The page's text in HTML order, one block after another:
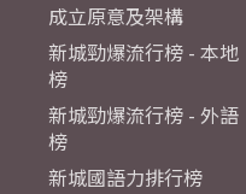
成立原意及架構
新城勁爆流行榜 - 本地
榜
新城勁爆流行榜 - 外語
榜
新城國語力排行榜